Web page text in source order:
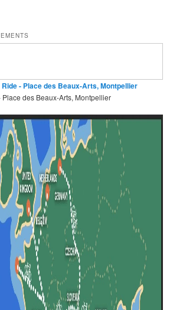
Ride- Place des Beaux-Arts, Montpellier
Place des Beaux-Arts, Montpellier